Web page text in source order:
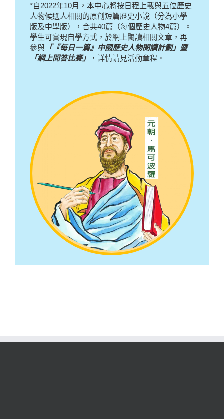
*自2022年10月，本中心將按日程上載與五位歷史
人物候選人相關的原創短篇歷史小說（分為小學
版及中學版），合共40篇（每個歷史人物4篇）。
學生可實現自學方式，於網上閱讀相關文章，再
參與 「『每日一篇』中國歷史人物閱讀計劃」暨
「網上問答比賽」
，詳情請見活動章程。